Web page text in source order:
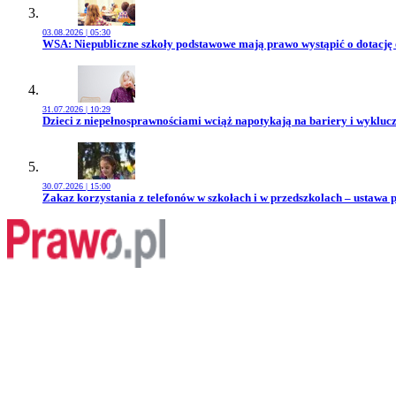
03.08.2026 | 05:30
Przejdź do artykułu:
WSA: Niepubliczne szkoły podstawowe mają prawo wystąpić o dotację
31.07.2026 | 10:29
Przejdź do artykułu:
Dzieci z niepełnosprawnościami wciąż napotykają na bariery i
30.07.2026 | 15:00
Przejdź do artykułu:
Zakaz korzystania z telefonów w szkołach i w przedszkolach – ustawa